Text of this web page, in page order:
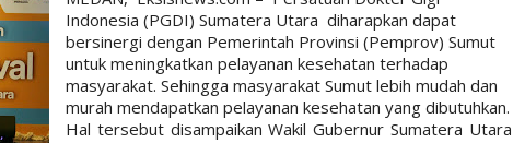
Indonesia (PGDI) Sumatera Utara diharapkan dapat
bersinergi dengan Pemerintah Provinsi (Pemprov) Sumut
untuk meningkatkan pelayanan kesehatan terhadap
masyarakat. Sehingga masyarakat Sumut lebih mudah dan
murah mendapatkan pelayanan kesehatan yang dibutuhkan.
Hal tersebut disampaikan Wakil Gubernur Sumatera Utara